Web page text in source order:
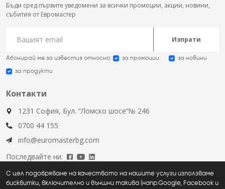
Бъди сред първите уведомени за всички промоции, акции, новини,
събития от Евромастер
Изпрати
Абонирай ме за известия относно: за промоции за новини
за продукти
Контакти
1231 София, Бул. “Ломско шосе”№ 246
0700 44 155
info@euromasterbg.com
Последвайте ни:
Euromaster © 2026, all rights reserved
С цел подобряване на качеството на нашите услуги използваме
бисквитки, включително и външни такива (напр.Google, Facebook и